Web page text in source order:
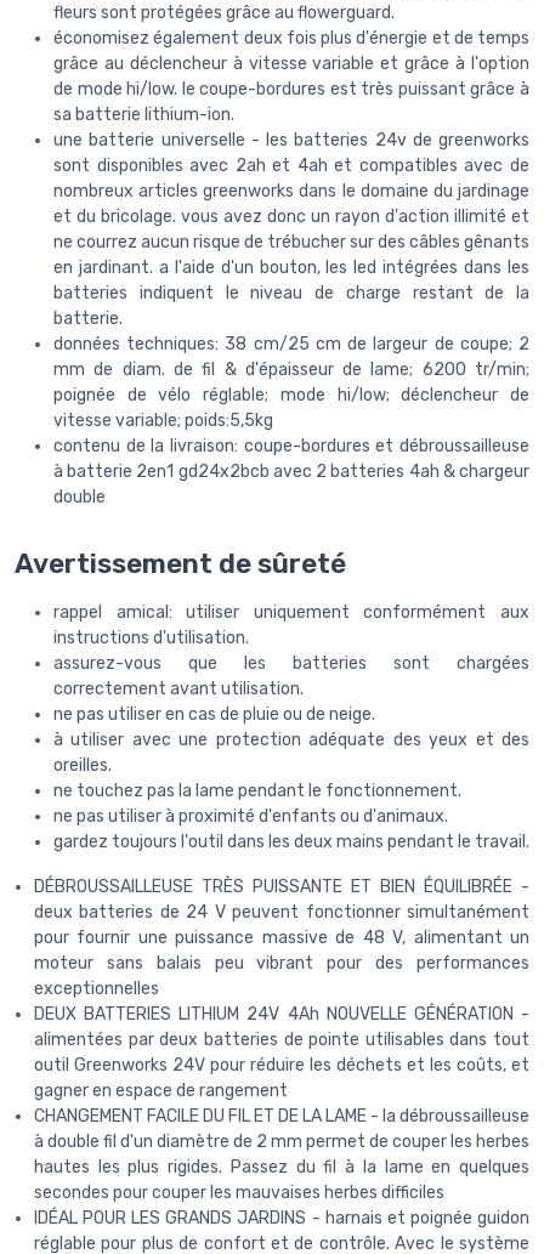
fleurs sont protégées grâce au flowerguard.
économisez également deux fois plus d'énergie et de temps
grâce au déclencheur à vitesse variable et grâce à l'option
de mode hi/low. le coupe-bordures est très puissant grâce à
sa batterie lithium-ion.
une batterie universelle - les batteries 24v de greenworks
sont disponibles avec 2ah et 4ah et compatibles avec de
nombreux articles greenworks dans le domaine du jardinage
et du bricolage. vous avez donc un rayon d'action illimité et
ne courrez aucun risque de trébucher sur des câbles gênants
en jardinant. a l'aide d'un bouton, les led intégrées dans les
batteries indiquent le niveau de charge restant de la
batterie.
données techniques: 38 cm/25 cm de largeur de coupe; 2
mm de diam. de fil & d'épaisseur de lame; 6200 tr/min;
poignée de vélo réglable; mode hi/low; déclencheur de
vitesse variable; poids:5,5kg
contenu de la livraison: coupe-bordures et débroussailleuse
à batterie 2en1 gd24x2bcb avec 2 batteries 4ah & chargeur
double
Avertissement de sûreté
rappel amical: utiliser uniquement conformément aux
instructions d'utilisation.
assurez-vous que les batteries sont chargées
correctement avant utilisation.
ne pas utiliser en cas de pluie ou de neige.
à utiliser avec une protection adéquate des yeux et des
oreilles.
ne touchez pas la lame pendant le fonctionnement.
ne pas utiliser à proximité d'enfants ou d'animaux.
gardez toujours l'outil dans les deux mains pendant le travail.
DÉBROUSSAILLEUSE TRÈS PUISSANTE ET BIEN ÉQUILIBRÉE -
deux batteries de 24 V peuvent fonctionner simultanément
pour fournir une puissance massive de 48 V, alimentant un
moteur sans balais peu vibrant pour des performances
exceptionnelles
DEUX BATTERIES LITHIUM 24V 4Ah NOUVELLE GÉNÉRATION -
alimentées par deux batteries de pointe utilisables dans tout
outil Greenworks 24V pour réduire les déchets et les coûts, et
gagner en espace de rangement
CHANGEMENT FACILE DU FIL ET DE LA LAME - la débroussailleuse
à double fil d'un diamètre de 2 mm permet de couper les herbes
hautes les plus rigides. Passez du fil à la lame en quelques
secondes pour couper les mauvaises herbes difficiles
IDÉAL POUR LES GRANDS JARDINS - harnais et poignée guidon
réglable pour plus de confort et de contrôle. Avec le système